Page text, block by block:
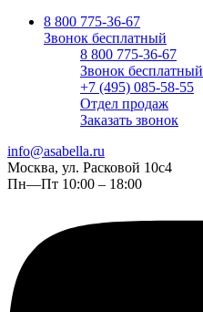
8 800 775-36-67
Звонок бесплатный
8 800 775-36-67
Звонок бесплатный
+7 (495) 085-58-55
Отдел продаж
Заказать звонок
info@asabella.ru
Москва, ул. Расковой 10с4
Пн—Пт 10:00 – 18:00